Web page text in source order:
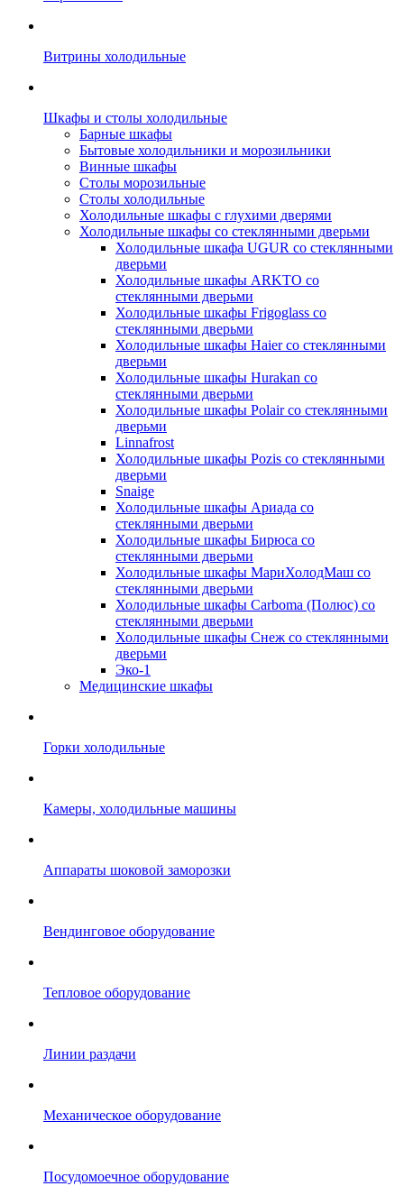
Витрины холодильные
Шкафы и столы холодильные
Барные шкафы
Бытовые холодильники и морозильники
Винные шкафы
Столы морозильные
Столы холодильные
Холодильные шкафы с глухими дверями
Холодильные шкафы со стеклянными дверьми
Холодильные шкафа UGUR со стеклянными
дверьми
Холодильные шкафы ARKTO со
стеклянными дверьми
Холодильные шкафы Frigoglass со
стеклянными дверьми
Холодильные шкафы Haier со стеклянными
дверьми
Холодильные шкафы Hurakan со
стеклянными дверьми
Холодильные шкафы Polair со стеклянными
дверьми
Linnafrost
Холодильные шкафы Pozis со стеклянными
дверьми
Snaige
Холодильные шкафы Ариада со
стеклянными дверьми
Холодильные шкафы Бирюса со
стеклянными дверьми
Холодильные шкафы МариХолодМаш со
стеклянными дверьми
Холодильные шкафы Carboma (Полюс) со
стеклянными дверьми
Холодильные шкафы Снеж со стеклянными
дверьми
Эко-1
Медицинские шкафы
Горки холодильные
Камеры, холодильные машины
Аппараты шоковой заморозки
Вендинговое оборудование
Тепловое оборудование
Линии раздачи
Механическое оборудование
Посудомоечное оборудование